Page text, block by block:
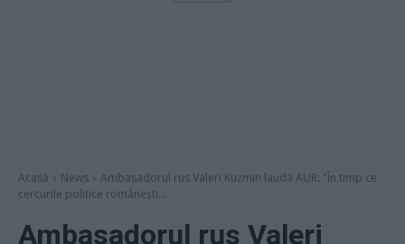
Acasă News
Ambasadorul rus Valeri Kuzmin laudă AUR: "În timp ce
cercurile politice românești...
Ambasadorul rus Valeri